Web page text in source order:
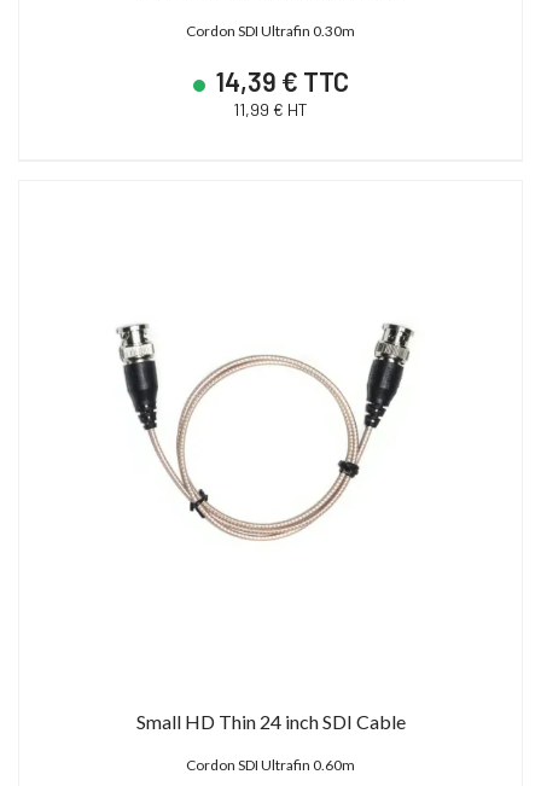
Cordon SDI Ultrafin 0.30m
14,39 € TTC
11,99 € HT
Small HD Thin 24 inch SDI Cable
Cordon SDI Ultrafin 0.60m